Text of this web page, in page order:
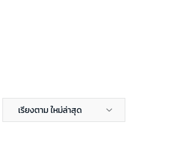
เรียงตาม ใหม่ล่าสุด